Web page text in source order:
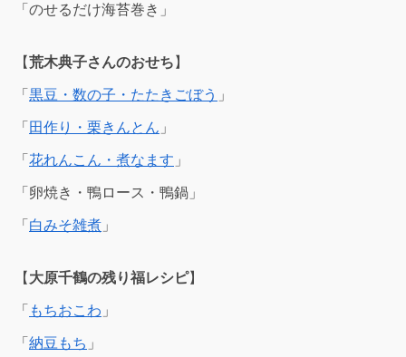
「のせるだけ海苔巻き」
【荒木典子さんのおせち 】
「 黒豆・数の子・たたきごぼう 」
「 田作り・栗きんとん 」
「 花れんこん・煮なます 」
「卵焼き・鴨ロース・鴨鍋」
「 白みそ雑煮 」
【 大原千鶴の残り福レシピ】
「 もちおこわ 」
「 納豆もち 」